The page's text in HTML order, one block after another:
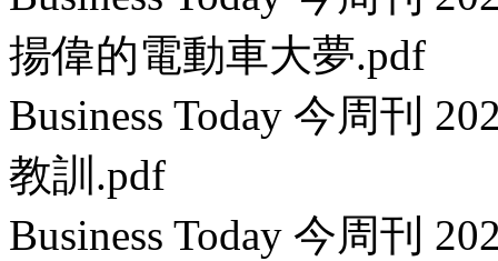
揚偉的電動車大夢.pdf
Business Today 今周刊
教訓.pdf
Business Today 今周刊